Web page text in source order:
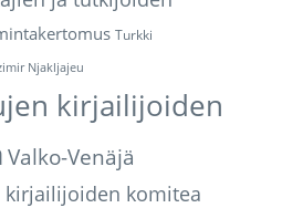
Turkki
Njakljajeu
kirjailijoiden
Valko-Venäjä
kirjailijoiden komitea